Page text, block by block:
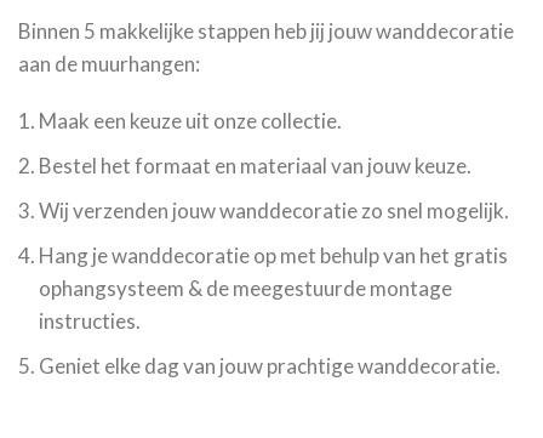
Binnen 5 makkelijke stappen heb jij jouw wanddecoratie
aan de muurhangen:
Maak een keuze uit onze collectie.
Bestel het formaat en materiaal van jouw keuze.
Wij verzenden jouw wanddecoratie zo snel mogelijk.
Hang je wanddecoratie op met behulp van het gratis
ophangsysteem & de meegestuurde montage
instructies.
Geniet elke dag van jouw prachtige wanddecoratie.